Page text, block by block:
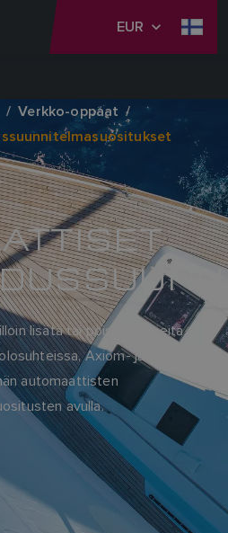
EUR
Verkko-oppaat
lisätä tai poistaa purjeita
Axiom- ja
automaattisten
avulla.